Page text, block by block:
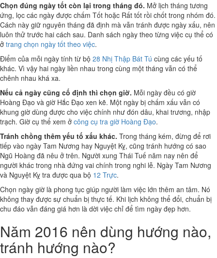
Chọn đúng ngày tốt còn lại trong tháng đó. Mở lịch tháng tương
ứng, lọc các ngày được chấm Tốt hoặc Rất tốt rồi chốt trong nhóm đó.
Cách này giữ nguyên tháng đã định mà vẫn tránh được ngày xấu, nên
luôn thử trước hai cách sau. Danh sách ngày theo từng việc cụ thể có
ở trang chọn ngày tốt theo việc.
Điểm của mỗi ngày tính từ bộ 28 Nhị Thập Bát Tú cùng các yếu tố
khác. Vì vậy hai ngày liền nhau trong cùng một tháng vẫn có thể
chênh nhau khá xa.
Nếu cả ngày cũng cố định thì chọn giờ. Mỗi ngày đều có giờ
Hoàng Đạo và giờ Hắc Đạo xen kẽ. Một ngày bị chấm xấu vẫn có
khung giờ dùng được cho việc chính như đón dâu, khai trương, nhập
trạch. Giờ cụ thể xem ở công cụ tra giờ Hoàng Đạo.
Tránh chồng thêm yếu tố xấu khác. Trong tháng kém, đừng để rơi
tiếp vào ngày Tam Nương hay Nguyệt Kỵ, cũng tránh hướng có sao
Ngũ Hoàng đã nêu ở trên. Người xung Thái Tuế năm nay nên để
người khác trong nhà đứng vai chính trong nghi lễ. Ngày Tam Nương
và Nguyệt Kỵ tra được qua bộ 12 Trực.
Chọn ngày giờ là phong tục giúp người làm việc lớn thêm an tâm. Nó
không thay được sự chuẩn bị thực tế. Khi lịch không thể đổi, chuẩn bị
chu đáo vẫn đáng giá hơn là dời việc chỉ để tìm ngày đẹp hơn.
Năm 2016 nên dùng hướng nào,
tránh hướng nào?